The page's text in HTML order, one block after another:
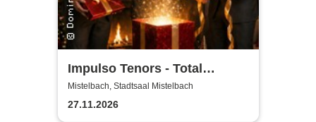
Impulso Tenors - Total
Christmas
Mistelbach, Stadtsaal Mistelbach
27.11.2026